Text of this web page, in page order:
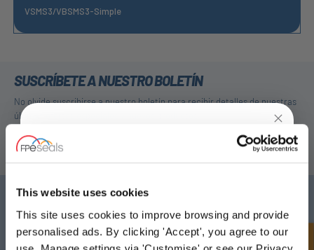
This website uses cookies
This site uses cookies to improve browsing and provide
personalised ads. By clicking 'Accept', you agree to our
VSMS3/VBSMS3-Simple
SUSCRÍBETE A NUESTRO BOLETÍN
No olvide suscribirse a nuestro boletín para recibir detalles de nuestras
últimas ofertas especiales y nuevos productos.
SUSCRIBIRSE
Darlington
Teléfono:+44 (0) 1325 282732
Correo electrónico:sales@fpeseals.com
Teléfono:+44 (0)
Correo
UNLOCK10% OFF
YOURFIRST ORDER
Sign up for special offers and exclusive
deals